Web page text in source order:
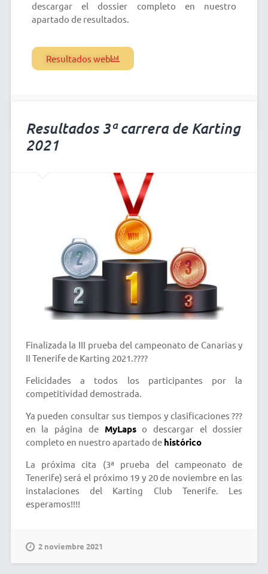
descargar el dossier completo en nuestro
apartado de resultados.
Resultados web
Resultados 3ª carrera de Karting
2021
Finalizada la III prueba del campeonato de Canarias y
II Tenerife de Karting 2021.????
Felicidades a todos los participantes por la
competitividad demostrada.
Ya pueden consultar sus tiempos y clasificaciones ???
en la página de MyLapso descargar el dossier
completo en nuestro apartado de histórico
La próxima cita (3ª prueba del campeonato de
Tenerife) será el próximo 19 y 20 de noviembre en las
instalaciones del Karting Club Tenerife. Les
esperamos!!!!
2 noviembre 2021